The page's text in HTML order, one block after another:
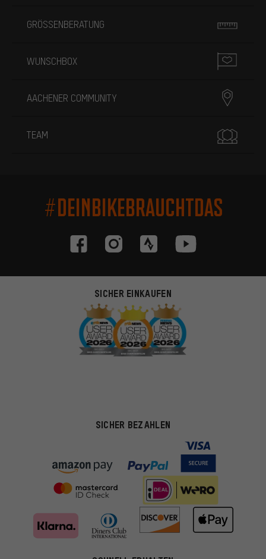
GRÖSSENBERATUNG
WUNSCHBOX
AACHENER COMMUNITY
TEAM
#DEINBIKEBRAUCHTDAS
SICHER EINKAUFEN
SICHER BEZAHLEN